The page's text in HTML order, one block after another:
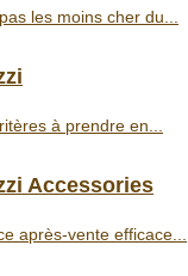
les moins cher du...
à prendre en...
Accessories
après-vente efficace...